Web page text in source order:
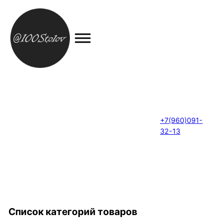
+7(960)091-
32-13
Список категорий товаров